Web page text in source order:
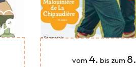
vom 4. bis zum 8.